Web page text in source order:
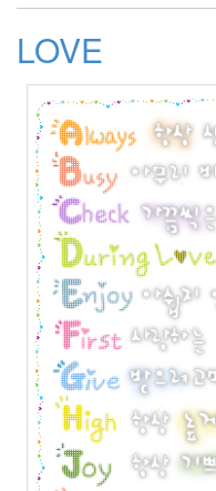
LOVE
22
2006
년
11
월
23
2006
년
12
월
14
2007
년
83
2007
년
1
월
14
2007
년
2